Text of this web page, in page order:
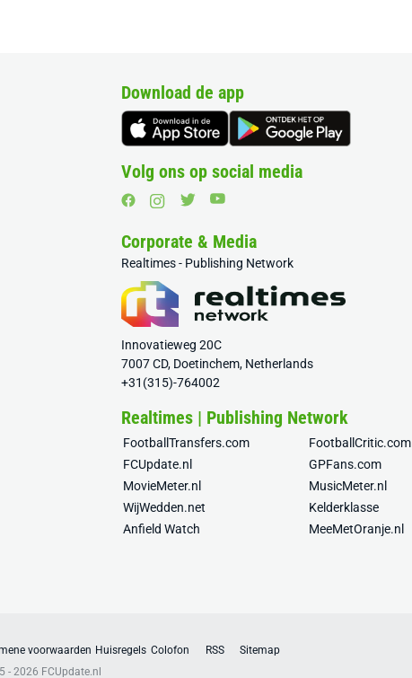
Download de app
Volg ons op social media
Corporate & Media
Realtimes - Publishing Network
Innovatieweg 20C
7007 CD, Doetinchem, Netherlands
+31(315)-764002
Realtimes | Publishing Network
FootballTransfers.com
FootballCritic.com
FCUpdate.nl
GPFans.com
MovieMeter.nl
MusicMeter.nl
WijWedden.net
Kelderklasse
Anfield Watch
MeeMetOranje.nl
voorwaarden Huisregels Colofon RSS
Sitemap
- 2026 FCUpdate.nl